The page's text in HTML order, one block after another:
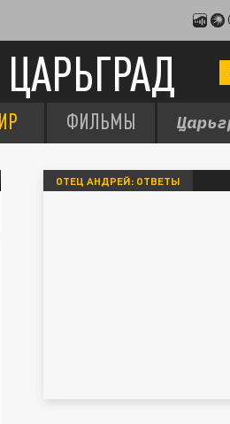
ЦАРЬГРАД
ФИЛЬМЫ
ОТЕЦ АНДРЕЙ: ОТВЕТЫ